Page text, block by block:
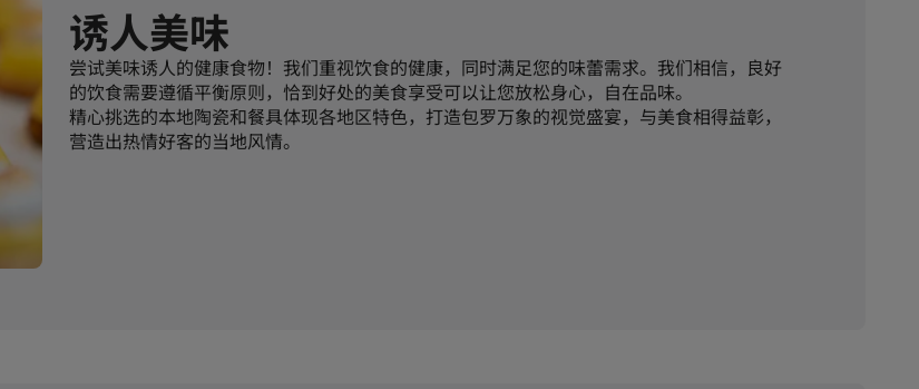
诱人美味
尝试美味诱人的健康食物！我们重视饮食的健康，同时满足您的味蕾需求。我们相信，良好
的饮食需要遵循平衡原则，恰到好处的美食享受可以让您放松身心，自在品味。
精心挑选的本地陶瓷和餐具体现各地区特色，打造包罗万象的视觉盛宴，与美食相得益彰，
营造出热情好客的当地风情。